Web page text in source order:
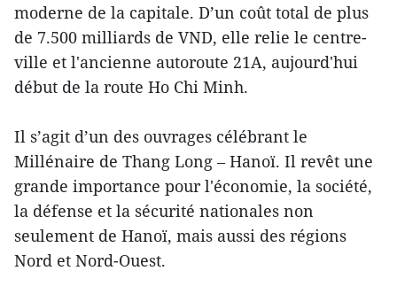
moderne de la capitale. D’un coût total de plus
de 7.500 milliards de VND, elle relie le centre-
ville et l'ancienne autoroute 21A, aujourd'hui
début de la route Ho Chi Minh.
Il s’agit d’un des ouvrages célébrant le
Millénaire de Thang Long – Hanoï. Il revêt une
grande importance pour l'économie, la société,
la défense et la sécurité nationales non
seulement de Hanoï, mais aussi des régions
Nord et Nord-Ouest.